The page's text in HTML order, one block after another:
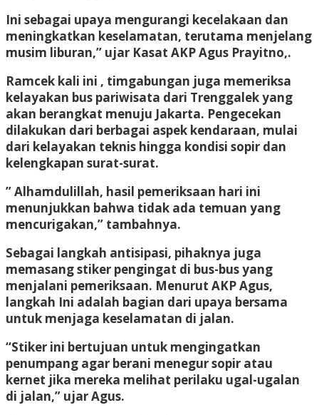
Ini sebagai upaya mengurangi kecelakaan dan
meningkatkan keselamatan, terutama menjelang
musim liburan,” ujar Kasat AKP Agus Prayitno,.
Ramcek kali ini , timgabungan juga memeriksa
kelayakan bus pariwisata dari Trenggalek yang
akan berangkat menuju Jakarta. Pengecekan
dilakukan dari berbagai aspek kendaraan, mulai
dari kelayakan teknis hingga kondisi sopir dan
kelengkapan surat-surat.
” Alhamdulillah, hasil pemeriksaan hari ini
menunjukkan bahwa tidak ada temuan yang
mencurigakan,” tambahnya.
Sebagai langkah antisipasi, pihaknya juga
memasang stiker pengingat di bus-bus yang
menjalani pemeriksaan. Menurut AKP Agus,
langkah Ini adalah bagian dari upaya bersama
untuk menjaga keselamatan di jalan.
“Stiker ini bertujuan untuk mengingatkan
penumpang agar berani menegur sopir atau
kernet jika mereka melihat perilaku ugal-ugalan
di jalan,” ujar Agus.